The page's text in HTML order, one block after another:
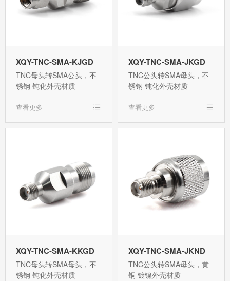
XQY-TNC-SMA-KJGD
TNC母头转SMA公头，不
锈钢 钝化外壳材质
查看更多
XQY-TNC-SMA-JKGD
TNC公头转SMA母头，不
锈钢 钝化外壳材质
查看更多
XQY-TNC-SMA-KKGD
TNC母头转SMA母头，不
锈钢 钝化外壳材质
XQY-TNC-SMA-JKND
TNC公头转SMA母头，黄
铜 镀镍外壳材质